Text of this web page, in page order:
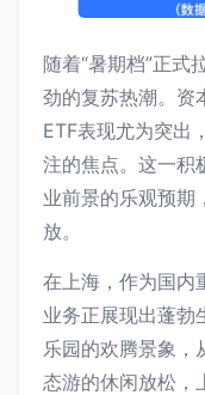
随着“暑期档”正式
劲的复苏热潮。资
ETF表现尤为突出
注的焦点。这一积
业前景的乐观预期
放。
在上海，作为国内
业务正展现出蓬勃
乐园的欢腾景象，
态游的休闲放松，